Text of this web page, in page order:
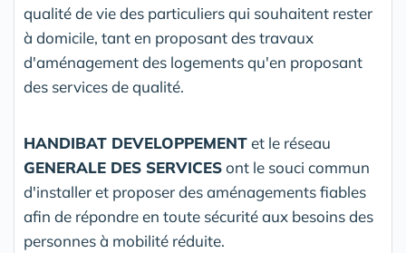
qualité de vie des particuliers qui souhaitent rester
à domicile, tant en proposant des travaux
d'aménagement des logements qu'en proposant
des services de qualité.
HANDIBAT DEVELOPPEMENTet le réseau
GENERALE DES SERVICESont le souci commun
d'installer et proposer des aménagements fiables
afin de répondre en toute sécurité aux besoins des
personnes à mobilité réduite.